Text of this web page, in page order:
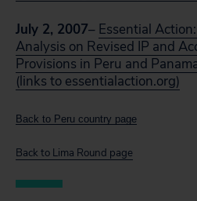
July 2, 2007– Essential
Analysis on Revised IP and
Provisions in Peru and
(links to essentialaction.org)
Back to Peru country page
Back to Lima Round page